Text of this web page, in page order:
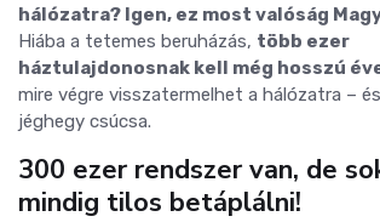
hálózatra? Igen, ez most valóság
Hiába a tetemes beruházás, több ezer
háztulajdonosnak kell még hosszú
mire végre visszatermelhet a hálózatra –
jéghegy csúcsa.
300 ezer rendszer van, de
mindig tilos betáplálni!